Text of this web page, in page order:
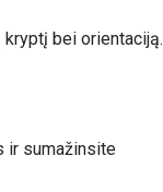
bei orientaciją.
ir sumažinsite